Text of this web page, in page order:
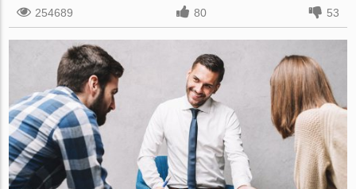
254689
80 53